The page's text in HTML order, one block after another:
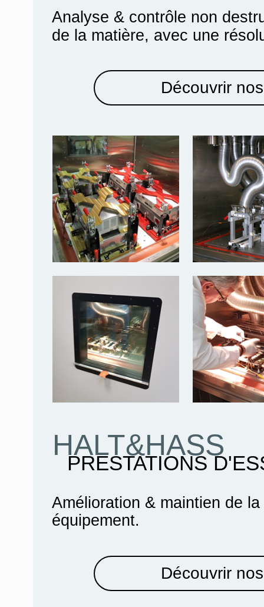
Analyse & contrôle non
de la matière, avec une
Amélioration & maintien de la
équipement.
Découvrir
Découvrir
PRESTATIONS
HALT&HASS